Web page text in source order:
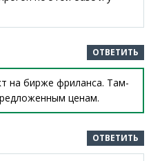
ОТВЕТИТЬ
на бирже фриланса. Там-
ценам.
ОТВЕТИТЬ